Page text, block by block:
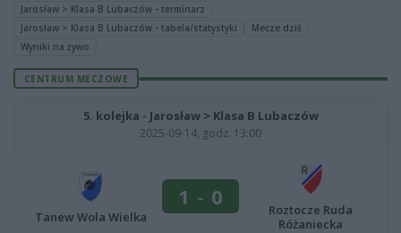
Jarosław > Klasa B Lubaczów - terminarz
Jarosław > Klasa B Lubaczów - tabela/statystyki
Mecze dziś
Wyniki na żywo
CENTRUM MECZOWE
5. kolejka - Jarosław > Klasa B Lubaczów
2025-09-14, godz. 13:00
Tanew Wola Wielka
1 - 0
Roztocze Ruda
Różaniecka